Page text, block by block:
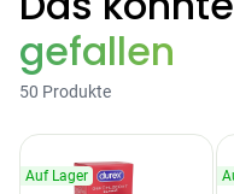
Nach Marke kaufen
gefallen
50 Produkte
Auf Lager